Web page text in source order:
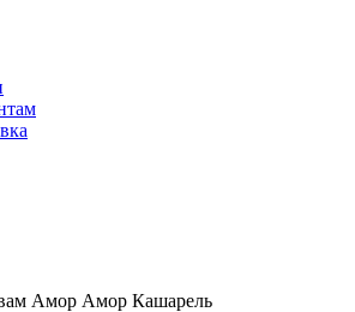
Амор Амор Кашарель